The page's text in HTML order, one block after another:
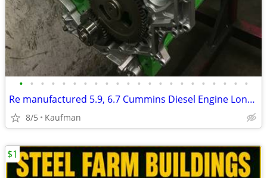
• • • • • • • • • • • • • • • • • • • • • •
Re manufactured 5.9, 6.7 Cummins Diesel Engine Long Blocks
8/5 Kaufman
$1